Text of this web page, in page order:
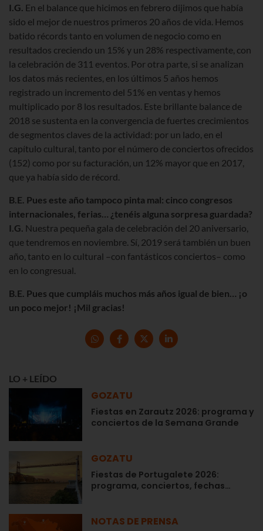
I.G. En el balance que hicimos en febrero dijimos que había
sido el mejor de nuestros primeros 20 años de vida. Hemos
batido récords tanto en volumen de negocio como en
resultados creciendo un 15% y un 28% respectivamente, con
la celebración de 311 eventos. Por otra parte, si se analizan
los datos más recientes, en los últimos 5 años hemos
registrado un incremento del 51% en ventas y hemos
multiplicado por 8 los resultados. Este brillante balance de
2018 se sustenta en la convergencia de fuertes crecimientos
de segmentos claves de la actividad: por un lado, en el
capítulo cultural, tanto por el número de conciertos ofrecidos
(152) como por su facturación, un 12% mayor que en 2017,
que ya había sido de récord.
B.E. Pues este año tampoco pinta mal: cinco congresos
internacionales, ferias… ¿tenéis alguna sorpresa guardada?
I.G. Nuestra pequeña gala de celebración del 20 aniversario,
que tendremos en noviembre. Sí, 2019 será también un buen
año, tanto en lo cultural –con fantásticos conciertos– como
en lo congresual.
B.E. Pues que cumpláis muchos más años igual de bien… ¡o
un poco mejor! ¡Mil gracias!
LO + LEÍDO
GOZATU
Fiestas en Zarautz 2026: programa y
conciertos de la Semana Grande
GOZATU
Fiestas de Portugalete 2026:
programa, conciertos, fechas…
NOTAS DE PRENSA